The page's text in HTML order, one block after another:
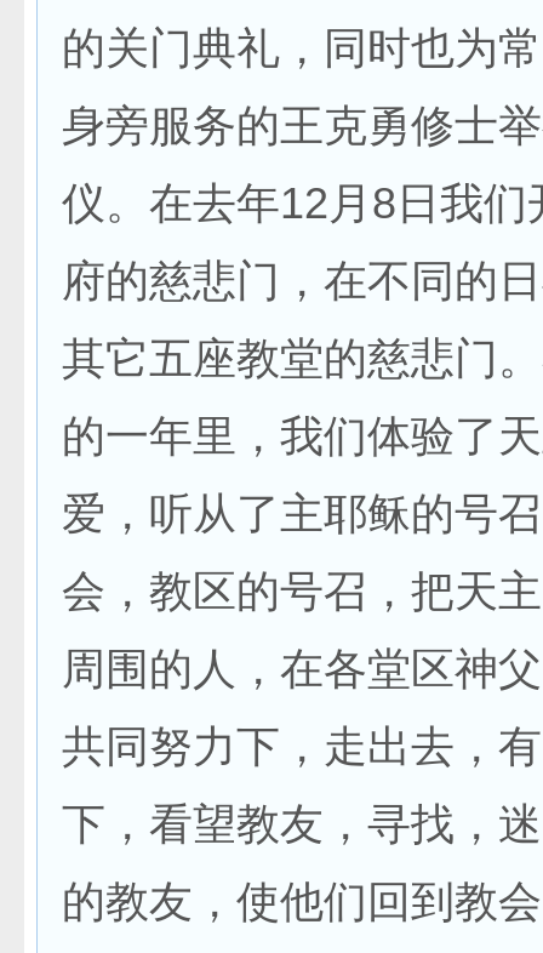
的关门典礼，同时也为
身旁服务的王克勇修士
仪。在去年12月8日我们
府的慈悲门，在不同的
其它五座教堂的慈悲门
的一年里，我们体验了
爱，听从了主耶稣的号
会，教区的号召，把天
周围的人，在各堂区神
共同努力下，走出去，
下，看望教友，寻找，
的教友，使他们回到教